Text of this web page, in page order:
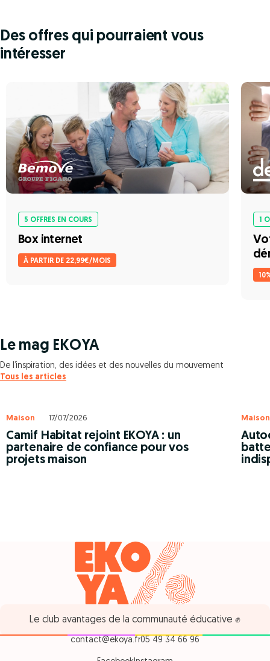
Des offres qui pourraient vous
intéresser
5 OFFRES EN COURS
Box internet
À PARTIR DE 22,99€/MOIS
1
Le mag EKOYA
De l’inspiration, des idées et des nouvelles du mouvement
Tous les articles
Maison 17/07/2026
Camif Habitat rejoint EKOYA : un
partenaire de confiance pour vos
projets maison
Maison
Le club avantages de la communauté éducative ✊
contact@ekoya.fr05 49 34 66 96